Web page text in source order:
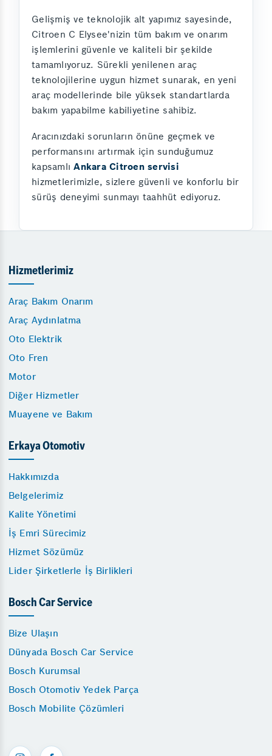
Gelişmiş ve teknolojik alt yapımız sayesinde,
Citroen C Elysee'nizin tüm bakım ve onarım
işlemlerini güvenle ve kaliteli bir şekilde
tamamlıyoruz. Sürekli yenilenen araç
teknolojilerine uygun hizmet sunarak, en yeni
araç modellerinde bile yüksek standartlarda
bakım yapabilme kabiliyetine sahibiz.
Aracınızdaki sorunların önüne geçmek ve
performansını artırmak için sunduğumuz
kapsamlıAnkara Citroen servisi
hizmetlerimizle, sizlere güvenli ve konforlu bir
sürüş deneyimi sunmayı taahhüt ediyoruz.
Hizmetlerimiz
Araç Bakım Onarım
Araç Aydınlatma
Oto Elektrik
Oto Fren
Motor
Diğer Hizmetler
Muayene ve Bakım
Erkaya Otomotiv
Hakkımızda
Belgelerimiz
Kalite Yönetimi
İş Emri Sürecimiz
Hizmet Sözümüz
Lider Şirketlerle İş Birlikleri
Bosch Car Service
Bize Ulaşın
Dünyada Bosch Car Service
Bosch Kurumsal
Bosch Otomotiv Yedek Parça
Bosch Mobilite Çözümleri